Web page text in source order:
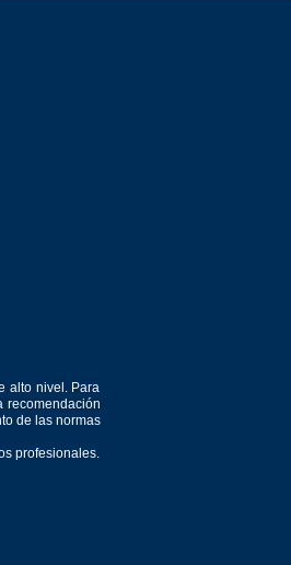
alto nivel. Para
recomendación
de las normas
profesionales.